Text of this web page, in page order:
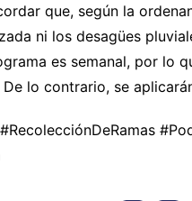
que, según la
ni los desagües
es semanal, por lo
lo contrario, se